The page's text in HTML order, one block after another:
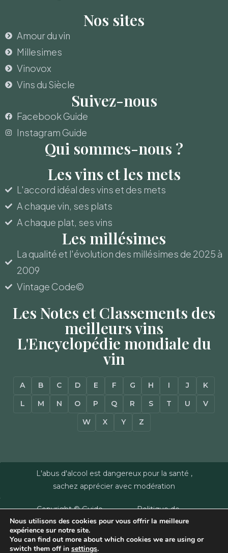
Nos sites
Amour du vin
Millesimes
Vinovox
Vins du Siècle
Suivez-nous
Facebook Guide
Instagram Guide
Qui sommes-nous ?
Les vins et les mets
L'accord idéal des vins et des mets
A chaque vin, ses plats
A chaque plat, ses vins
Les millésimes
La qualité et l'évolution des millésimes de 2025 à
2009
Vintage Code©
Les Notes et Classements des
meilleurs vins
L'Encyclopédie mondiale du
vin
A B C D E F G H I J
K
L
M N O P Q R S T U
V
W
X Y Z
L'abus d'alcool est dangereux pour la santé ,
sachez apprécier avec modération
Copyright © Guide
des Vins - Sas
Millésimes et
Dussert-Gerber -
Politique de
confidentialité–
Nous utilisons des cookies pour vous offrir la meilleure
expérience sur notre site.
You can find out more about which cookies we are using or
switch them off in settings.